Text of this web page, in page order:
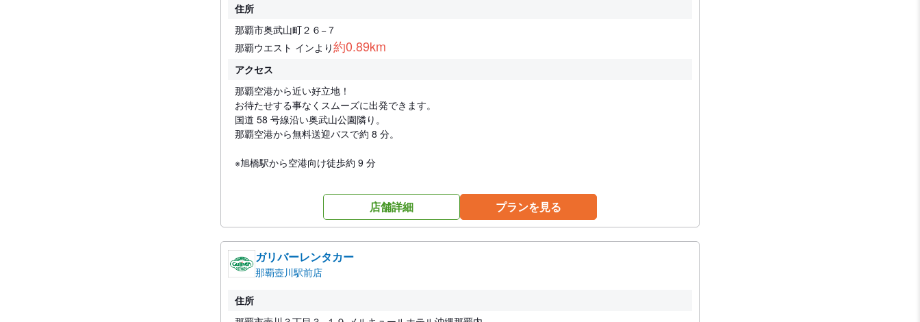
住所
那覇市奥武山町２６−７
那覇ウエスト インより約0.89km
アクセス
那覇空港から近い好立地！
お待たせする事なくスムーズに出発できます。
国道 58 号線沿い奥武山公園隣り。
那覇空港から無料送迎バスで約 8 分。
※旭橋駅から空港向け徒歩約 9 分
店舗詳細 プランを見る
ガリバーレンタカー
那覇壺川駅前店
住所